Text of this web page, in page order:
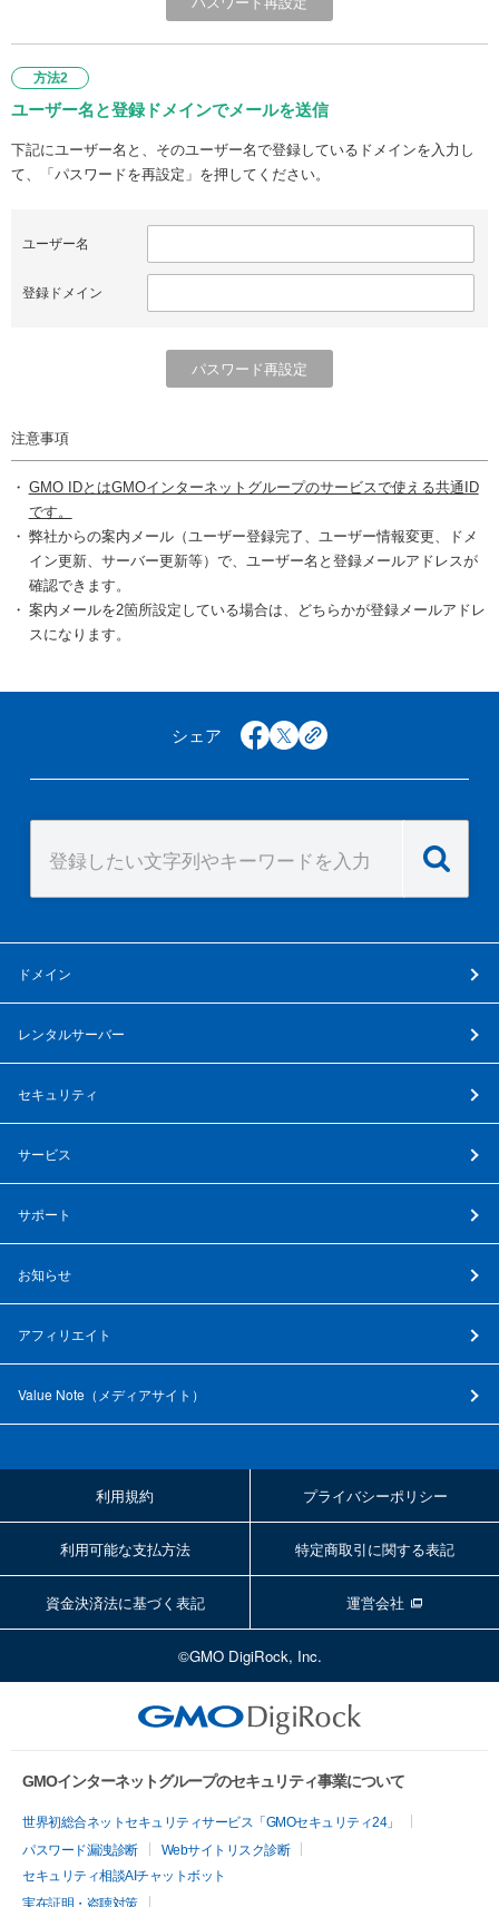
方法2
ユーザー名と登録ドメインでメールを送信
下記にユーザー名と、そのユーザー名で登録しているドメインを入力し
て、「パスワードを再設定」を押してください。
ユーザー名
登録ドメイン
注意事項
GMO IDとはGMOインターネットグループのサービスで使える共通ID
です。
弊社からの案内メール（ユーザー登録完了、ユーザー情報変更、ドメ
イン更新、サーバー更新等）で、ユーザー名と登録メールアドレスが
確認できます。
案内メールを2箇所設定している場合は、どちらかが登録メールアドレ
スになります。
シェア facebook
x copy
ドメイン
レンタルサーバー
セキュリティ
サービス
サポート
お知らせ
アフィリエイト
Value Note（ メディアサイト ）
利用規約 プライバシーポリシー
利用可能な支払方法 特定商取引に関する表記
資金決済法に基づく表記 運営会社
©GMO DigiRock, Inc.
GMOインターネットグループのセキュリティ事業について
世界初総合ネットセキュリティサービス「GMOセキュリティ24」
パスワード漏洩診断
Webサイトリスク診断
セキュリティ相談AIチャットボット
実在証明・盗聴対策